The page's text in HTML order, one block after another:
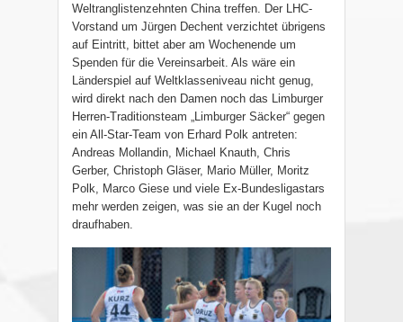
Weltranglistenzehnten China treffen. Der LHC-
Vorstand um Jürgen Dechent verzichtet übrigens
auf Eintritt, bittet aber am Wochenende um
Spenden für die Vereinsarbeit. Als wäre ein
Länderspiel auf Weltklasseniveau nicht genug,
wird direkt nach den Damen noch das Limburger
Herren-Traditionsteam „Limburger Säcker“ gegen
ein All-Star-Team von Erhard Polk antreten:
Andreas Mollandin, Michael Knauth, Chris
Gerber, Christoph Gläser, Mario Müller, Moritz
Polk, Marco Giese und viele Ex-Bundesligastars
mehr werden zeigen, was sie an der Kugel noch
draufhaben.